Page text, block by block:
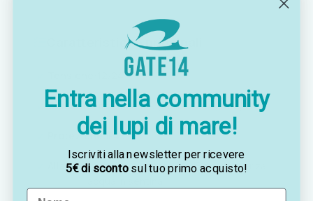
Caratteristiche principali
12/24 V
Corrente massima:5 A (fusibile integrato)
Protezione:IP43
Allarme:luminoso + sonoro 80 dB per presenza
Entra nella community
dei lupi di mare!
Iscriviti alla newsletter per ricevere
5€ di scontosul tuo primo acquisto!
Name